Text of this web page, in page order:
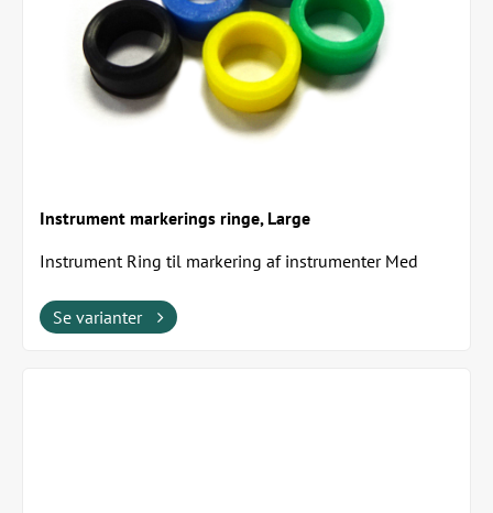
Instrument markerings ringe, Large
Instrument Ring til markering af instrumenter Med
Se varianter